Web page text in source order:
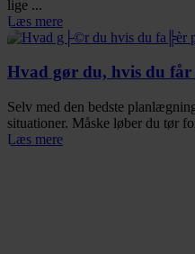
lige ...
Læs mere
Hvad gør du, hvis du
Selv med den bedste
situationer. Måske løber du tør
Læs mere